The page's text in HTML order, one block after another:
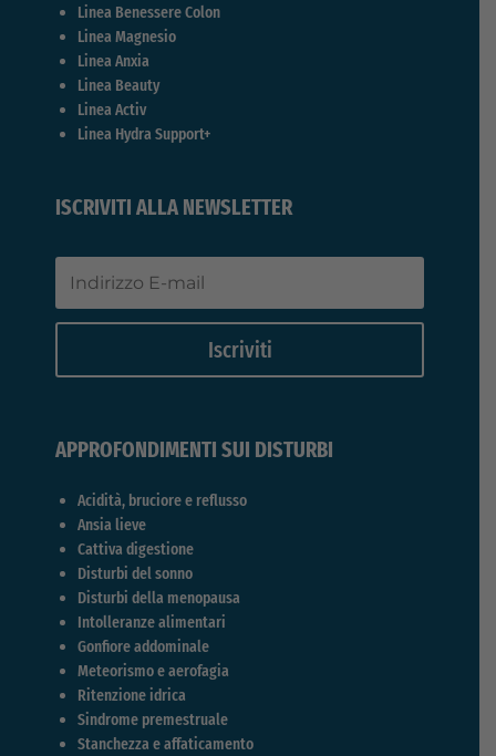
Linea Benessere Colon
Linea Magnesio
Linea Anxia
Linea Beauty
Linea Activ
Linea Hydra Support+
ISCRIVITI ALLA NEWSLETTER
Iscriviti
APPROFONDIMENTI SUI DISTURBI
Acidità, bruciore e reflusso
Ansia lieve
Cattiva digestione
Disturbi del sonno
Disturbi della menopausa
Intolleranze alimentari
Gonfiore addominale
Meteorismo e aerofagia
Ritenzione idrica
Sindrome premestruale
Stanchezza e affaticamento